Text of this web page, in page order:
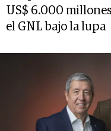
US$ 6.000
el GNL bajo la lupa